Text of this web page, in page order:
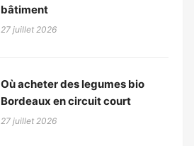
bâtiment
27 juillet 2026
Où acheter des legumes bio
Bordeaux en circuit court
27 juillet 2026